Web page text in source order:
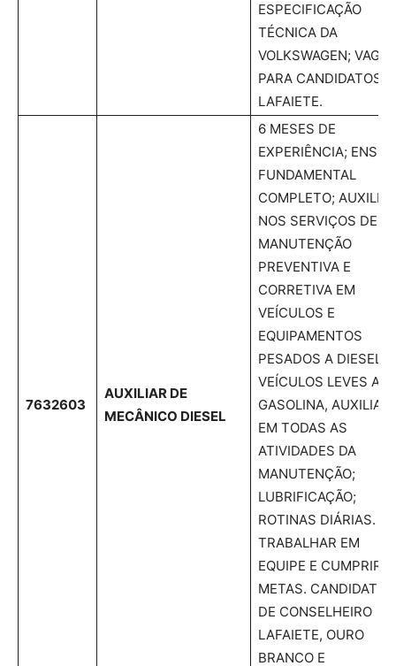
ESPECIFICAÇÃO
TÉCNICA DA
VOLKSWAGEN; VAGA
PARA CANDIDATOS
LAFAIETE.
7632603
AUXILIAR DE
MECÂNICO DIESEL
6 MESES DE
EXPERIÊNCIA;
FUNDAMENTAL
COMPLETO;
NOS SERVIÇOS DE
MANUTENÇÃO
PREVENTIVA E
CORRETIVA EM
VEÍCULOS E
EQUIPAMENTOS
PESADOS A DIESEL E
VEÍCULOS LEVES A
GASOLINA, AUXILIAR
EM TODAS AS
ATIVIDADES DA
MANUTENÇÃO;
LUBRIFICAÇÃO;
ROTINAS DIÁRIAS.
TRABALHAR EM
EQUIPE E CUMPRIR
METAS. CANDIDATOS
DE CONSELHEIRO
LAFAIETE, OURO
BRANCO E